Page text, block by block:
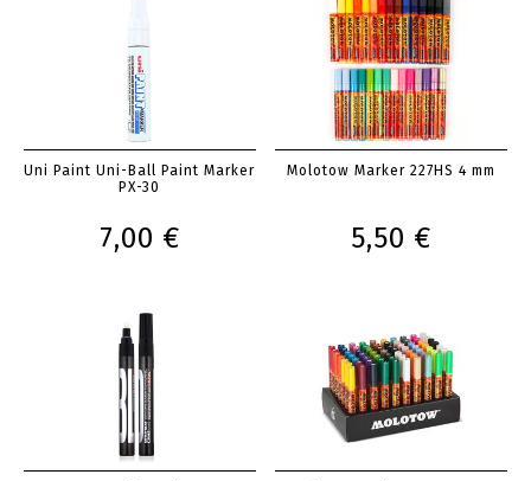
Uni Paint Uni-Ball Paint Marker
PX-30
7,00 €
Molotow Marker 227HS 4 mm
5,50 €